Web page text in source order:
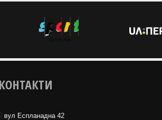
КОНТАКТИ
вул Еспланадна 42